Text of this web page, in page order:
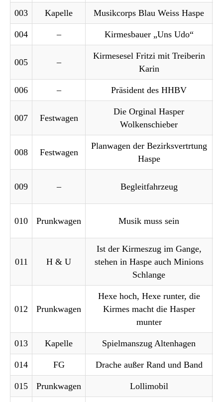
003 Kapelle Musikcorps Blau Weiss Haspe
004 – Kirmesbauer „Uns Udo“
005 –
Kirmesesel Fritzi mit Treiberin
Karin
006 – Präsident des HHBV
007 Festwagen
Die Orginal Hasper
Wolkenschieber
008 Festwagen
Planwagen der Bezirksvertrtung
Haspe
009 – Begleitfahrzeug
010 Prunkwagen Musik muss sein
011 H & U
Ist der Kirmeszug im Gange,
stehen in Haspe auch Minions
Schlange
012 Prunkwagen
Hexe hoch, Hexe runter, die
Kirmes macht die Hasper
munter
013 Kapelle Spielmanszug Altenhagen
014 FG Drache außer Rand und Band
015 Prunkwagen Lollimobil